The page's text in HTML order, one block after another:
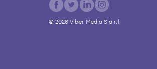
© 2026Viber Media S.à r.l.